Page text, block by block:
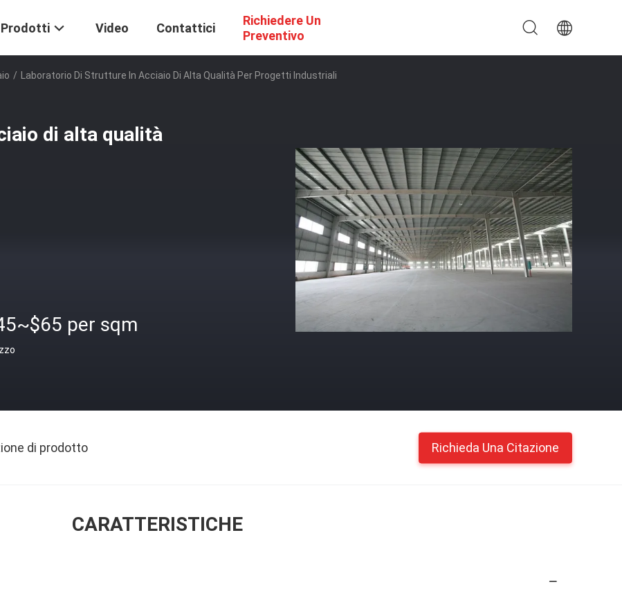
Prodotti Video Contattici
Richiedere Un
Preventivo
/ Laboratorio Di Strutture In Acciaio Di Alta Qualità Per Progetti Industriali
di alta qualità
per sqm
di prodotto Richieda Una Citazione
CARATTERISTICHE